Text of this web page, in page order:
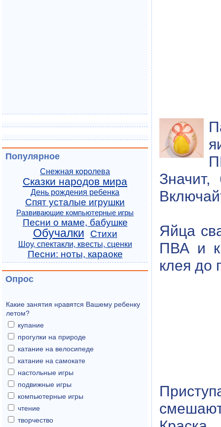
Значит,
Яйца
ПВА и
клея до
Популярное
Снежная королева
Сказки народов мира
День рождения ребенка
Спят усталые игрушки
Развивающие компьютерные игры
Песни о маме, бабушке
Обучалки Стихи
Шоу, спектакли, квесты, сценки
Песни: ноты, караоке
Опрос
Какие занятия нравятся Вашему ребенку
летом?
купание
прогулки на природе
катание на велосипеде
катание на самокате
настольные игры
подвижные игры
компьютерные игры
чтение
творчество